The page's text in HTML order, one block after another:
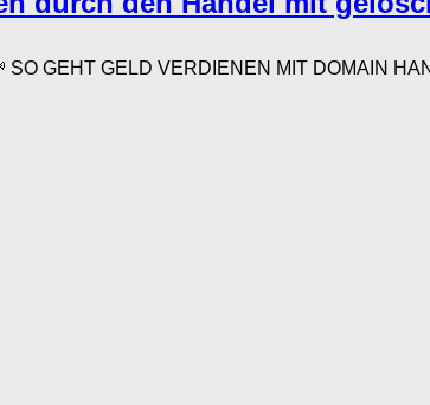
SO GEHT GELD VERDIENEN MIT DOMAIN